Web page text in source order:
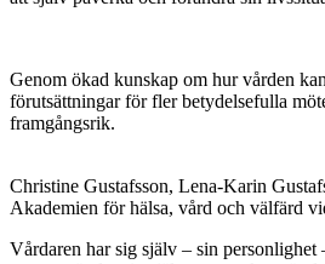
Genom ökad kunskap om hur vården
förutsättningar för fler betydelsefulla
framgångsrik.
Christine Gustafsson, Lena-Karin
Akademien för hälsa, vård och välfärd
Vårdaren har sig själv – sin personlighet